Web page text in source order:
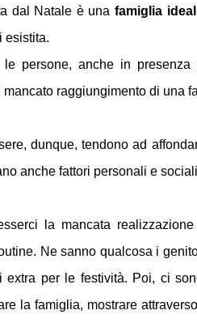
dal Natale è una famiglia
esistita.
persone, anche in
raggiungimento di una
dunque, tendono ad
anche fattori personali e
la mancata
Ne sanno qualcosa i
extra per le festività. Poi, ci
la famiglia, mostrare